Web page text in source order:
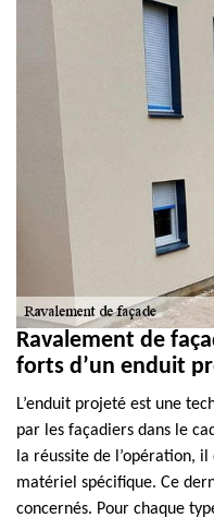
Ravalement de
forts d’un enduit
L’enduit projeté est une
par les façadiers dans le
la réussite de l’opération,
matériel spécifique. Ce
concernés. Pour chaque